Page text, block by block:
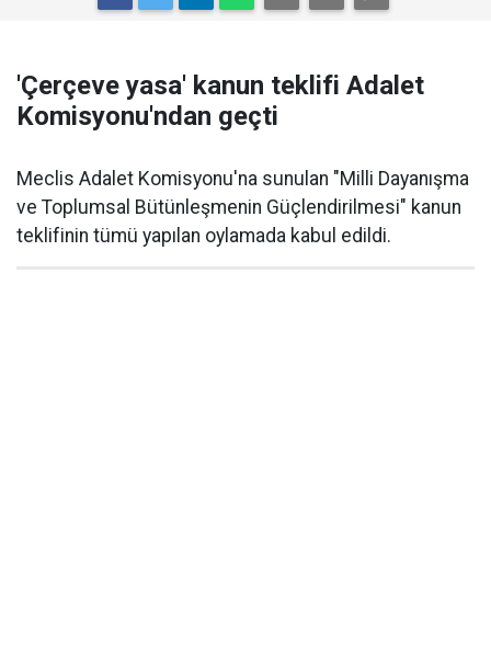
'Çerçeve yasa' kanun teklifi Adalet
Komisyonu'ndan geçti
Meclis Adalet Komisyonu'na sunulan "Milli Dayanışma
ve Toplumsal Bütünleşmenin Güçlendirilmesi" kanun
teklifinin tümü yapılan oylamada kabul edildi.